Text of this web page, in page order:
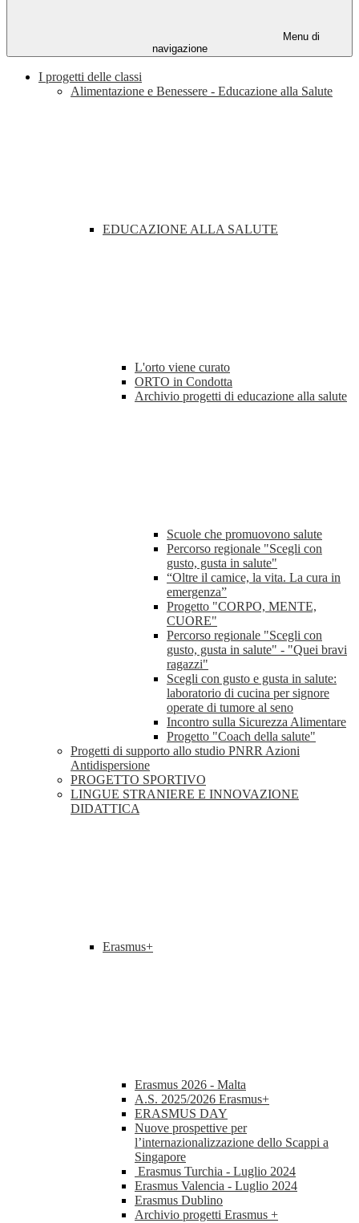
Menu di
navigazione
I progetti delle classi
Alimentazione e Benessere - Educazione alla Salute
EDUCAZIONE ALLA SALUTE
L'orto viene curato
ORTO in Condotta
Archivio progetti di educazione alla salute
Scuole che promuovono salute
Percorso regionale "Scegli con
gusto, gusta in salute"
“Oltre il camice, la vita. La cura in
emergenza”
Progetto "CORPO, MENTE,
CUORE"
Percorso regionale "Scegli con
gusto, gusta in salute" - "Quei bravi
ragazzi"
Scegli con gusto e gusta in salute:
laboratorio di cucina per signore
operate di tumore al seno
Incontro sulla Sicurezza Alimentare
Progetto "Coach della salute"
Progetti di supporto allo studio PNRR Azioni
Antidispersione
PROGETTO SPORTIVO
LINGUE STRANIERE E INNOVAZIONE
DIDATTICA
Erasmus+
Erasmus 2026 - Malta
A.S. 2025/2026 Erasmus+
ERASMUS DAY
Nuove prospettive per
l’internazionalizzazione dello Scappi a
Singapore
Erasmus Turchia - Luglio 2024
Erasmus Valencia - Luglio 2024
Erasmus Dublino
Archivio progetti Erasmus +